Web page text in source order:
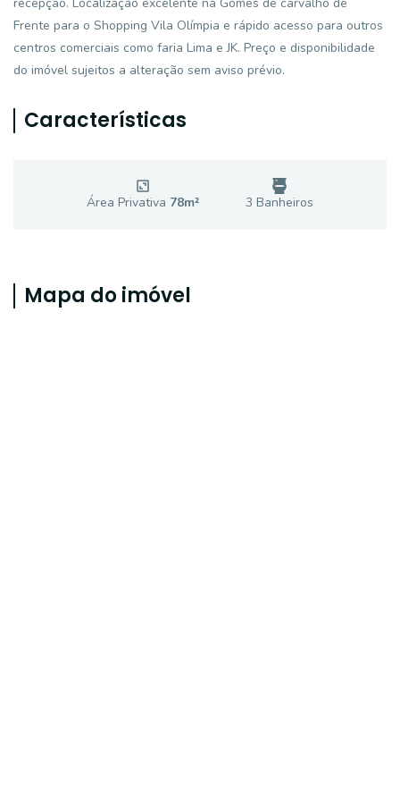
Frente para o Shopping Vila Olímpia e rápido acesso para outros
centros comerciais como faria Lima e JK. Preço e disponibilidade
do imóvel sujeitos a alteração sem aviso prévio.
Características
Área Privativa 78m² 3 Banheiros
Mapa do imóvel